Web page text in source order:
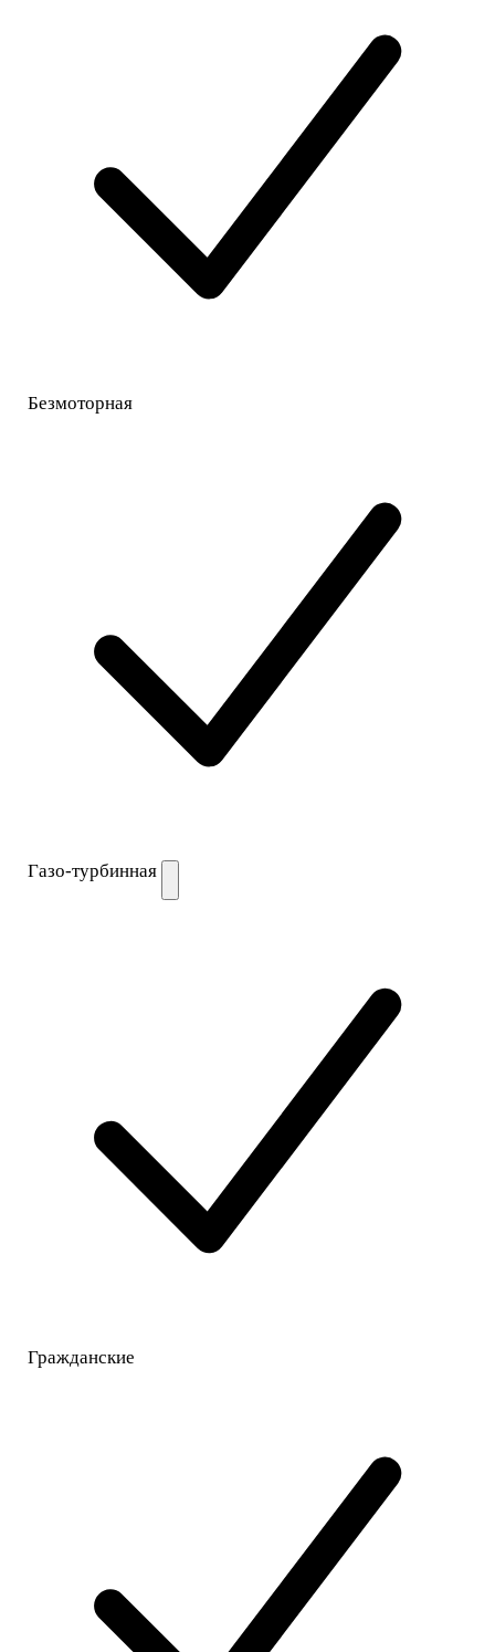
Безмоторная
Газо-турбинная
Гражданские